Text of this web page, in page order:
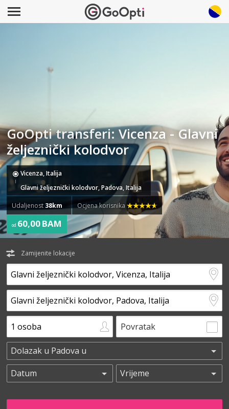
GoOpti transferi: Vicenza - Glavni
željeznički kolodvor
Vicenza, Italija
Glavni željeznički kolodvor, Padova, Italija
Udaljenost 38km Ocjena korisnika
od 60,00 BAM
Zamijenite lokacije
Povratak